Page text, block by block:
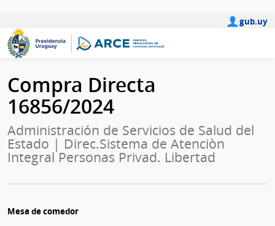
gub.uy
Compra Directa
16856/2024
Administración de Servicios de Salud del
Estado | Direc.Sistema de Atenciòn
Integral Personas Privad. Libertad
Mesa de comedor